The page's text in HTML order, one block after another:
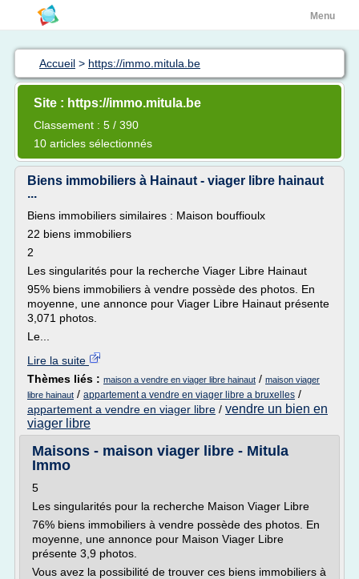
Menu
Accueil > https://immo.mitula.be
Site : https://immo.mitula.be
Classement : 5 / 390
10 articles sélectionnés
Biens immobiliers à Hainaut - viager libre hainaut
...
Biens immobiliers similaires : Maison bouffioulx
22 biens immobiliers
2
Les singularités pour la recherche Viager Libre Hainaut
95% biens immobiliers à vendre possède des photos. En
moyenne, une annonce pour Viager Libre Hainaut présente
3,071 photos.
Le...
Lire la suite
Thèmes liés : maison a vendre en viager libre hainaut / maison viager
libre hainaut / appartement a vendre en viager libre a bruxelles /
appartement a vendre en viager libre / vendre un bien en
viager libre
Maisons - maison viager libre - Mitula
Immo
5
Les singularités pour la recherche Maison Viager Libre
76% biens immobiliers à vendre possède des photos. En
moyenne, une annonce pour Maison Viager Libre
présente 3,9 photos.
Vous avez la possibilité de trouver ces biens immobiliers à